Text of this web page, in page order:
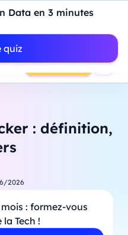
Data en 3 minutes
quiz
votre premier
18h00
Entreprises
Prendre RDV
: définition,
2026
: formez-vous
Tech !